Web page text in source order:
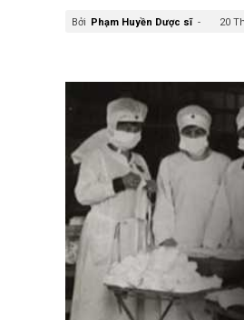
Bởi Phạm Huyền Dược sĩ - 20